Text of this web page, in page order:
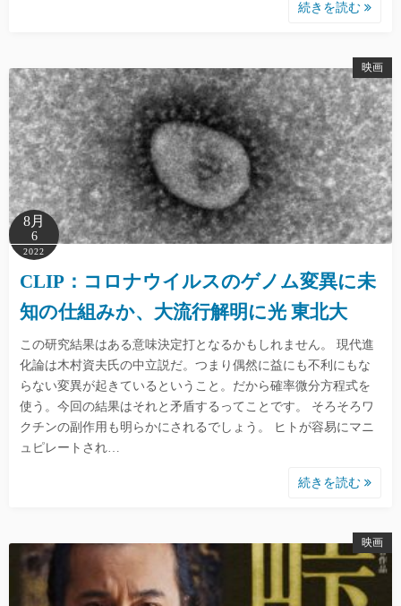
続きを読む
映画
8月
6
2022
CLIP：コロナウイルスのゲノム変異に未
知の仕組みか、大流行解明に光 東北大
この研究結果はある意味決定打となるかもしれません。 現代進
化論は木村資夫氏の中立説だ。つまり偶然に益にも不利にもな
らない変異が起きているということ。だから確率微分方程式を
使う。今回の結果はそれと矛盾するってことです。 そろそろワ
クチンの副作用も明らかにされるでしょう。 ヒトが容易にマニ
ュピレートされ…
続きを読む
映画